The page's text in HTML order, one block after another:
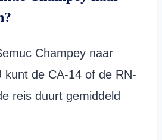
Champey naar
kunt de CA-14 of de RN-
reis duurt gemiddeld